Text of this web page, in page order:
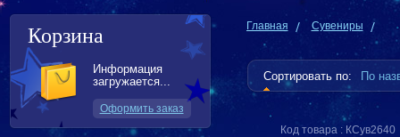
Корзина
Информация
загружается...
Оформить заказ
Главная Сувениры
Сортировать по: По
Код товара : КСув2640